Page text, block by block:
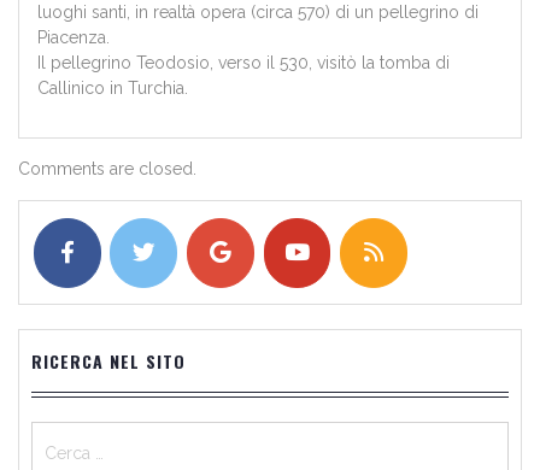
luoghi santi, in realtà opera (circa 570) di un pellegrino di
Piacenza.
Il pellegrino Teodosio, verso il 530, visitò la tomba di
Callinico in Turchia.
Comments are closed.
RICERCA NEL SITO
per: